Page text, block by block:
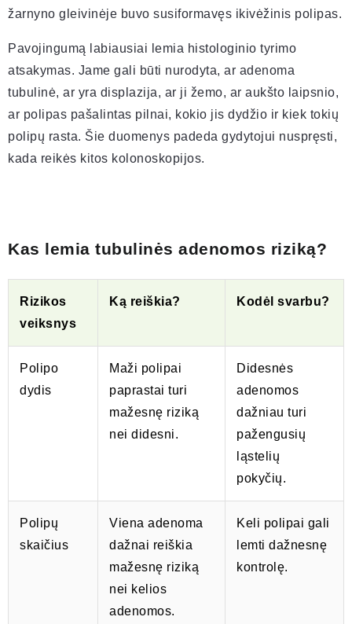
žarnyno gleivinėje buvo susiformavęs ikivėžinis polipas.
Pavojingumą labiausiai lemia histologinio tyrimo
atsakymas. Jame gali būti nurodyta, ar adenoma
tubulinė, ar yra displazija, ar ji žemo, ar aukšto laipsnio,
ar polipas pašalintas pilnai, kokio jis dydžio ir kiek tokių
polipų rasta. Šie duomenys padeda gydytojui nuspręsti,
kada reikės kitos kolonoskopijos.
Kas lemia tubulinės adenomos riziką?
Rizikos
veiksnys
Ką reiškia? Kodėl svarbu?
Polipo
dydis
Maži polipai
paprastai turi
mažesnę riziką
nei didesni.
Didesnės
adenomos
dažniau turi
pažengusių
ląstelių
pokyčių.
Polipų
skaičius
Viena adenoma
dažnai reiškia
mažesnę riziką
nei kelios
adenomos.
Keli polipai gali
lemti dažnesnę
kontrolę.